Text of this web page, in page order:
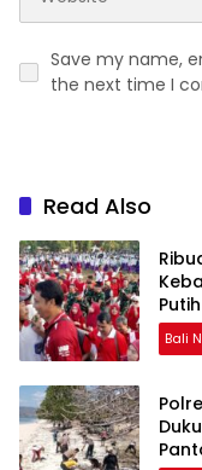
Save my name,
the next time I
Read Also
Putih
Bali